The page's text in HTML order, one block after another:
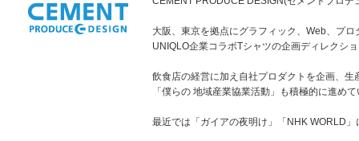
大阪、東京を拠点にグラフィック、Web、プ
UNIQLO企業コラボTシャツの企画ディレクシ
飲食店の経営に加え自社プロダクトを企画、
「僕らの 地域産業協業活動」も積極的に進め
最近では「ガイアの夜明け」「NHK WORLD